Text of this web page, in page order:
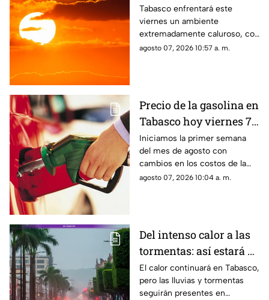
temperatura superará
los 35 °C y sensación
llegará a 40 °C
Tabasco enfrentará este
viernes un ambiente
extremadamente caluroso, con
temperaturas superiores a 35
agosto 07, 2026 10:57 a. m.
Precio de la gasolina en
Tabasco hoy viernes 7
agosto: costos de
Magna, Premium y
Diésel
Iniciamos la primer semana
del mes de agosto con
cambios en los costos de la
gasolina en Tabasco, antes de
agosto 07, 2026 10:04 a. m.
Del intenso calor a las
tormentas: así estará el
clima en Tabasco este
viernes 7 de agosto
El calor continuará en Tabasco,
pero las lluvias y tormentas
seguirán presentes en